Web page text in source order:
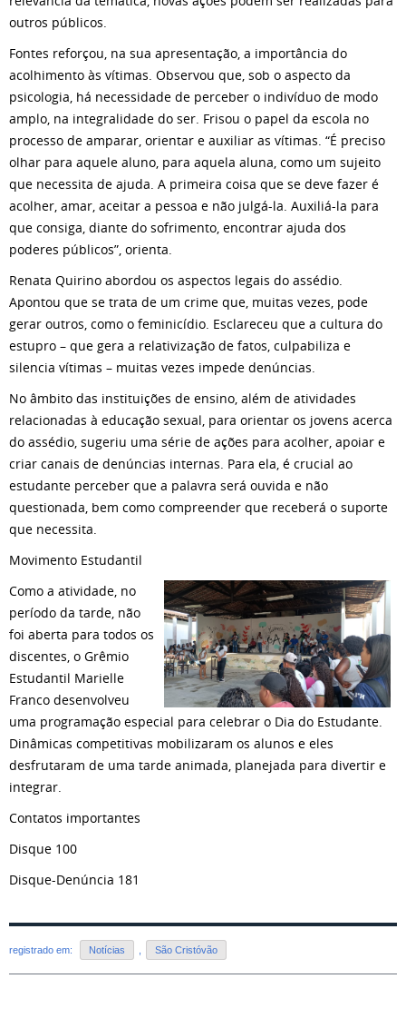
outros públicos.
Fontes reforçou, na sua apresentação, a importância do
acolhimento às vítimas. Observou que, sob o aspecto da
psicologia, há necessidade de perceber o indivíduo de modo
amplo, na integralidade do ser. Frisou o papel da escola no
processo de amparar, orientar e auxiliar as vítimas. “É preciso
olhar para aquele aluno, para aquela aluna, como um sujeito
que necessita de ajuda. A primeira coisa que se deve fazer é
acolher, amar, aceitar a pessoa e não julgá-la. Auxiliá-la para
que consiga, diante do sofrimento, encontrar ajuda dos
poderes públicos”, orienta.
Renata Quirino abordou os aspectos legais do assédio.
Apontou que se trata de um crime que, muitas vezes, pode
gerar outros, como o feminicídio. Esclareceu que a cultura do
estupro – que gera a relativização de fatos, culpabiliza e
silencia vítimas – muitas vezes impede denúncias.
No âmbito das instituições de ensino, além de atividades
relacionadas à educação sexual, para orientar os jovens acerca
do assédio, sugeriu uma série de ações para acolher, apoiar e
criar canais de denúncias internas. Para ela, é crucial ao
estudante perceber que a palavra será ouvida e não
questionada, bem como compreender que receberá o suporte
que necessita.
Movimento Estudantil
Como a atividade, no
período da tarde, não
foi aberta para todos os
discentes, o Grêmio
Estudantil Marielle
Franco desenvolveu
uma programação especial para celebrar o Dia do Estudante.
Dinâmicas competitivas mobilizaram os alunos e eles
desfrutaram de uma tarde animada, planejada para divertir e
integrar.
Contatos importantes
Disque 100
Disque-Denúncia 181
registrado em: Notícias São Cristóvão